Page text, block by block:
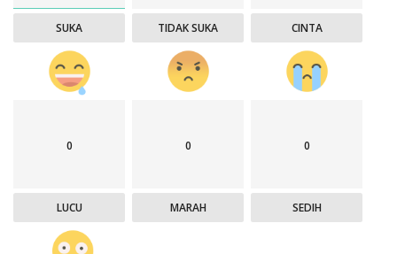
SUKA TIDAK SUKA CINTA
0
LUCU
0
MARAH
0
SEDIH